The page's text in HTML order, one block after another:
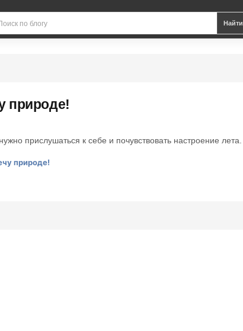
Найти
природе!
прислушаться к себе и почувствовать настроение лета.